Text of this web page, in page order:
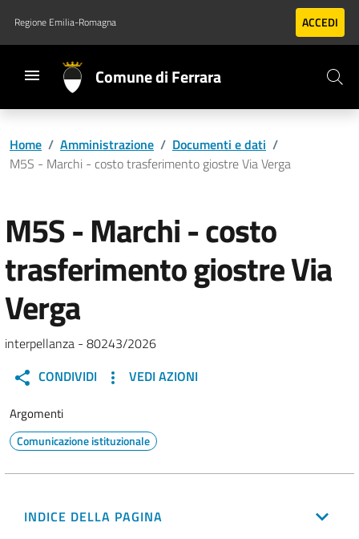
Vai al contenuto principale
Vai al footer
Regione Emilia-Romagna ACCEDI
Comune di Ferrara
Home / Amministrazione / Documenti e dati /
M5S - Marchi - costo trasferimento giostre Via Verga
M5S - Marchi - costo
trasferimento giostre Via
Verga
interpellanza - 80243/2026
CONDIVIDI
VEDI AZIONI
Argomenti
Comunicazione istituzionale
INDICE DELLA PAGINA